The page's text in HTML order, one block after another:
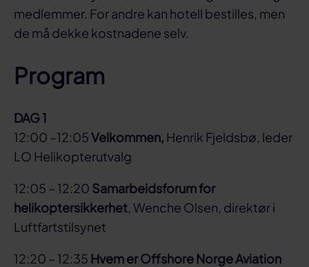
medlemmer. For andre kan hotell bestilles, men
de må dekke kostnadene selv.
Program
DAG 1
12:00 –12:05Velkommen, Henrik Fjeldsbø, leder
LO Helikopterutvalg
12:05 – 12:20 Samarbeidsforum for
helikoptersikkerhet , Wenche Olsen, direktør i
Luftfartstilsynet
12:20 – 12:35 Hvem er Offshore Norge Aviation